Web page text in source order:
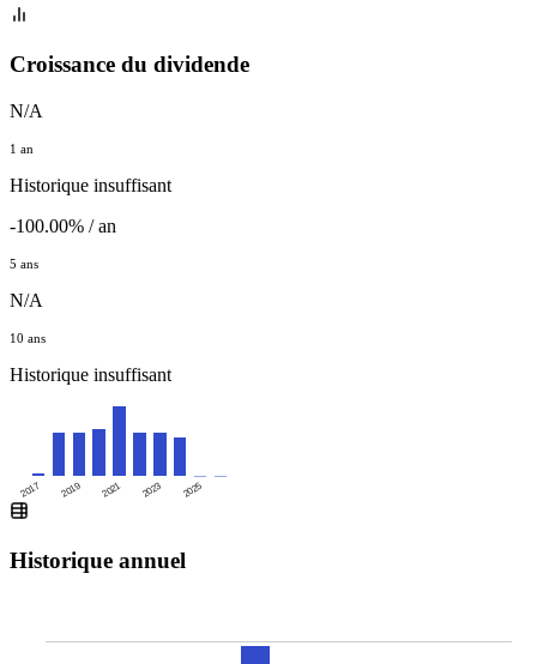
Croissance du dividende
N/A
1 an
Historique insuffisant
-100.00% / an
5 ans
N/A
10 ans
Historique insuffisant
2017 2019 2021 2023 2025
Historique annuel